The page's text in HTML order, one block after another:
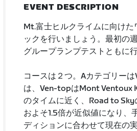
EVENT DESCRIPTION
Mt.富士ヒルクライムに向け
ックを行いましょう。最初の
グループランプテストともに
コースは２つ。Aカテゴリー
は、Ven-topはMont Ventoux
のタイムに近く、Road to
およそ1.5倍が近似値になり、
ディションに合わせて現在の